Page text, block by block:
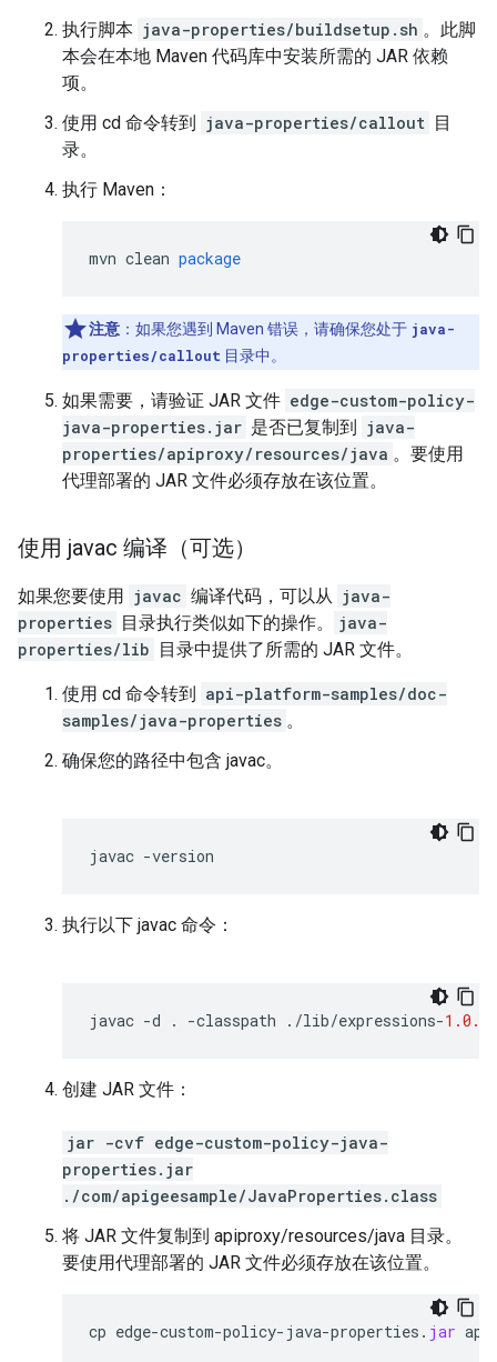
执行脚本 java-properties/buildsetup.sh 。此脚
本会在本地 Maven 代码库中安装所需的 JAR 依赖
项。
使用 cd 命令转到 java-properties/callout 目
录。
执行 Maven：
mvn clean package
注意 ：如果您遇到 Maven 错误，请确保您处于 java-
properties/callout 目录中。
如果需要，请验证 JAR 文件 edge-custom-policy-
java-properties.jar 是否已复制到 java-
properties/apiproxy/resources/java 。要使用
代理部署的 JAR 文件必须存放在该位置。
使用 javac 编译（可选）
如果您要使用 javac 编译代码，可以从 java-
properties 目录执行类似如下的操作。
java-
properties/lib 目录中提供了所需的 JAR 文件。
使用 cd 命令转到 api-platform-samples/doc-
samples/java-properties 。
确保您的路径中包含 javac。
javac -version
执行以下 javac 命令：
javac -d . -classpath . /lib/expressions-1.0.0
创建 JAR 文件：
jar -cvf edge-custom-policy-java-
properties.jar
./com/apigeesample/JavaProperties.class
将 JAR 文件复制到 apiproxy/resources/java 目录。
要使用代理部署的 JAR 文件必须存放在该位置。
cp edge-custom-policy- java-properties . jar